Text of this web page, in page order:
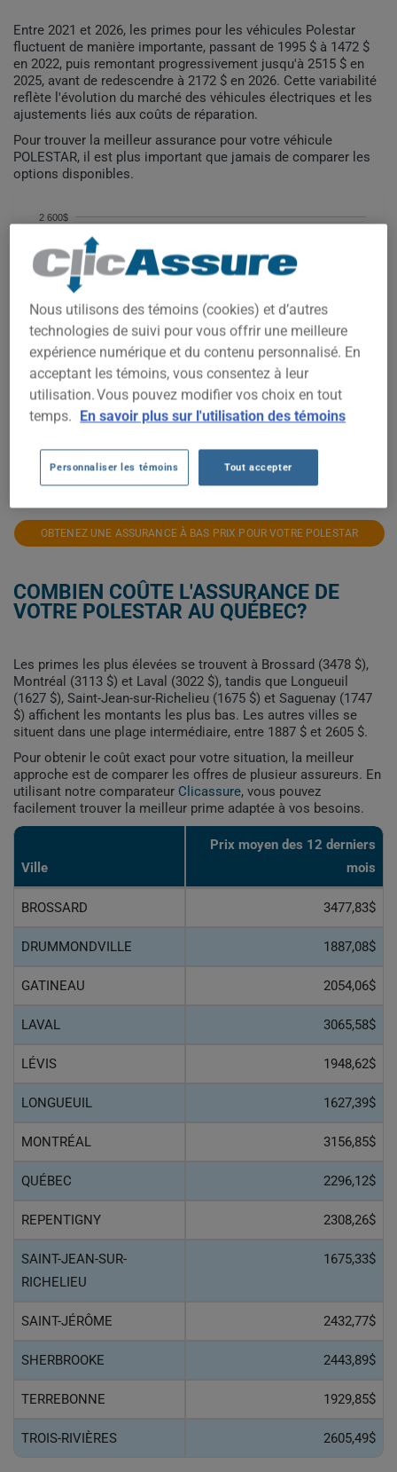
Entre 2021 et 2026, les primes pour les véhicules Polestar
fluctuent de manière importante, passant de 1995 $ à 1472 $
en 2022, puis remontant progressivement jusqu'à 2515 $ en
2025, avant de redescendre à 2172 $ en 2026. Cette variabilité
reflète l'évolution du marché des véhicules électriques et les
ajustements liés aux coûts de réparation.
Pour trouver la meilleur assurance pour votre véhicule
POLESTAR, il est plus important que jamais de comparer les
options disponibles.
2021 2022 2024 2025
1 400$
1 800$
2 000$
2 400$
2 600$
OBTENEZ UNE ASSURANCE À BAS PRIX POUR VOTRE POLESTAR
COMBIEN COÛTE L'ASSURANCE DE
VOTRE POLESTAR AU QUÉBEC?
Les primes les plus élevées se trouvent à Brossard (3478 $),
Montréal (3113 $) et Laval (3022 $), tandis que Longueuil
(1627 $), Saint-Jean-sur-Richelieu (1675 $) et Saguenay (1747
$) affichent les montants les plus bas. Les autres villes se
situent dans une plage intermédiaire, entre 1887 $ et 2605 $.
Pour obtenir le coût exact pour votre situation, la meilleur
approche est de comparer les offres de plusieur assureurs. En
utilisant notre comparateur Clicassure, vous pouvez
facilement trouver la meilleur prime adaptée à vos besoins.
Ville
Prix ​​moyen des 12 derniers
mois
BROSSARD 3477,83$
DRUMMONDVILLE 1887,08$
GATINEAU 2054,06$
LAVAL 3065,58$
LÉVIS 1948,62$
LONGUEUIL 1627,39$
MONTRÉAL 3156,85$
QUÉBEC 2296,12$
REPENTIGNY 2308,26$
SAINT-JEAN-SUR-
RICHELIEU
1675,33$
SAINT-JÉRÔME 2432,77$
SHERBROOKE 2443,89$
TERREBONNE 1929,85$
TROIS-RIVIÈRES 2605,49$
Nous utilisons des témoins (cookies) et d’autres
technologies de suivi pour vous offrir une meilleure
expérience numérique et du contenu personnalisé. En
acceptant les témoins, vous consentez à leur
utilisation. Vous pouvez modifier vos choix en tout
temps. En savoir plus sur l'utilisation des témoins
Personnaliser les témoins Tout accepter